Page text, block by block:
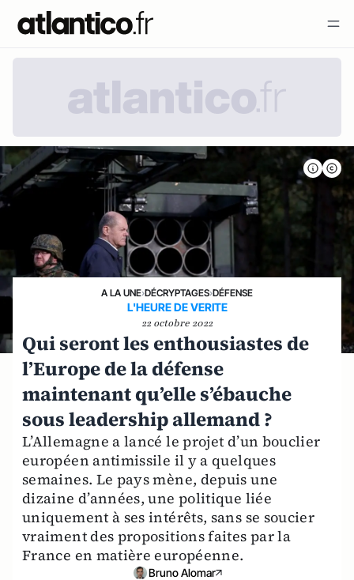
A LA UNE›DÉCRYPTAGES›DÉFENSE
L'HEURE DE VERITE
22 octobre 2022
Qui seront les enthousiastes de
l’Europe de la défense
maintenant qu’elle s’ébauche
sous leadership allemand ?
L’Allemagne a lancé le projet d’un bouclier
européen antimissile il y a quelques
semaines. Le pays mène, depuis une
dizaine d’années, une politique liée
uniquement à ses intérêts, sans se soucier
vraiment des propositions faites par la
France en matière européenne.
Bruno Alomar